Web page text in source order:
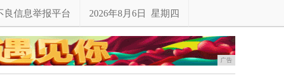
良信息举报平台 2026年8月6日 星期四
广告